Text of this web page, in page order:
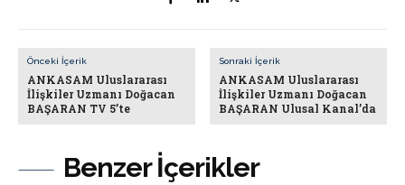
Benzer İçerikler
Önceki İçerik
ANKASAM Uluslararası
İlişkiler Uzmanı Doğacan
BAŞARAN TV 5’te
Sonraki İçerik
ANKASAM Uluslararası
İlişkiler Uzmanı Doğacan
BAŞARAN Ulusal Kanal’da